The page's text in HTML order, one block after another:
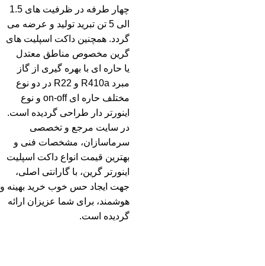
چهار طرفه در ظرفیت های 1.5
الی 5 تن تبرید تولید و عرضه می
گردد. همچنین داکت اسپلیت های
گرین مخصوص مناطق معتدل
یا حاره ای با بهره گیری از گاز
مبرد R410a و R22 در دو نوع
مختلف حاره ای on-off و نوع
اینورتر دار طراحی گردیده است.
در سایت مرجع و تخصصی
سرماسازان، مشخصات فنی و
بهترین قیمت انواع داکت اسپلیت
اینورتر گرین، با گارانتی اصلی،
جهت ایجاد حس خوب خرید بهینه و
هوشمند، برای شما عزیزان ارائه
گردیده است.